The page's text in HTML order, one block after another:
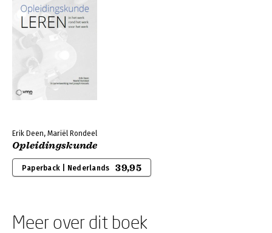
Erik Deen, Mariël Rondeel
Opleidingskunde
Paperback | Nederlands 39,95
Meer over dit boek